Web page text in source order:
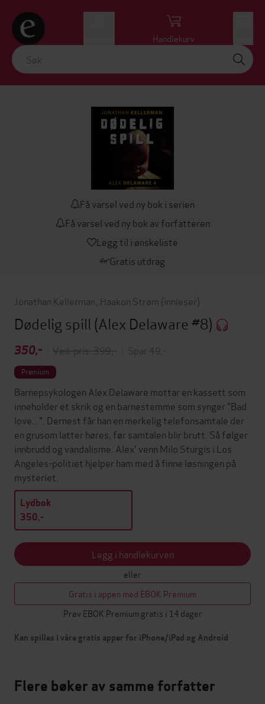
Handlekurv
Få varsel ved ny bok i serien
Få varsel ved ny bok av forfatteren
Legg til i ønskeliste
Gratis utdrag
Jonathan Kellerman Haakon Strøm (innleser)
Dødelig spill (Alex Delaware #8)
350,- Veil. pris: 399,- Spar 49,-
Premium
Barnepsykologen Alex Delaware mottar en kassett som
inneholder et skrik og en barnestemme som synger "Bad
love...". Dernest får han en merkelig telefonsamtale der
en grusom latter høres, før samtalen blir brutt. Så følger
innbrudd og vandalisme. Alex' venn Milo Sturgis i Los
Angeles-politiet hjelper ham med å finne løsningen på
mysteriet.
Lydbok
350,-
Legg i handlekurven
eller
Gratis i appen med EBOK Premium
Prøv EBOK Premium gratis i 14 dager
Kan spilles i våre gratis apper for iPhone/iPad og Android
Flere bøker av samme forfatter